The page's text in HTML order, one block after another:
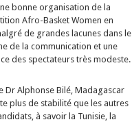
bonne organisation de la
Afro-Basket Women en
de grandes lacunes dans le
de la communication et une
des spectateurs très modeste.
Dr Alphonse Bilé, Madagascar
plus de stabilité que les autres
à savoir la Tunisie, la